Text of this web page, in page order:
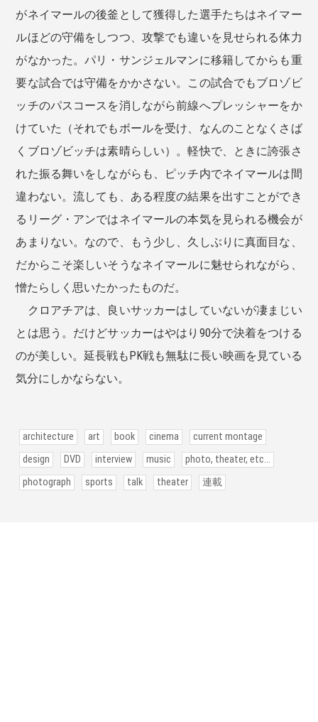
がネイマールの後釜として獲得した選手たちはネイマー
ルほどの守備をしつつ、攻撃でも違いを見せられる体力
がなかった。パリ・サンジェルマンに移籍してからも重
要な試合では守備をかかさない。この試合でもブロゾビ
ッチのパスコースを消しながら前線へプレッシャーをか
けていた（それでもボールを受け、なんのことなくさば
くブロゾビッチは素晴らしい）。軽快で、ときに誇張さ
れた振る舞いをしながらも、ピッチ内でネイマールは間
違わない。流しても、ある程度の結果を出すことができ
るリーグ・アンではネイマールの本気を見られる機会が
あまりない。なので、もう少し、久しぶりに真面目な、
だからこそ楽しいそうなネイマールに魅せられながら、
憎たらしく思いたかったものだ。
クロアチアは、良いサッカーはしていないが凄まじい
とは思う。だけどサッカーはやはり90分で決着をつける
のが美しい。延長戦もPK戦も無駄に長い映画を見ている
気分にしかならない。
architecture art book cinema
current montage
design
DVD interview music
photo, theater, etc...
photograph
sports talk theater 連載